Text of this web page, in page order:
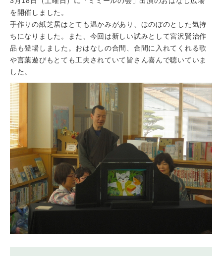
を開催しました。
手作りの紙芝居はとても温かみがあり、ほのぼのとした気持
ちになりました。また、今回は新しい試みとして宮沢賢治作
品も登場しました。おはなしの合間、合間に入れてくれる歌
や言葉遊びもとても工夫されていて皆さん喜んで聴いていま
した。